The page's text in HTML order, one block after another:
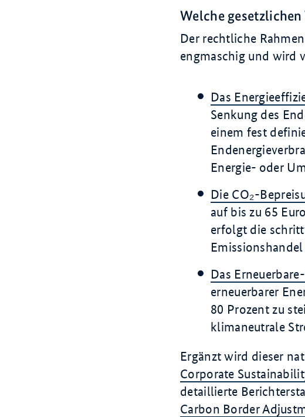
Welche
Der rechtliche
engmaschig und wird
Das
Senkung des
einem fest
Energie- oder
Die CO₂-
auf bis zu 65 Euro
erfolgt die
Das
erneuerbarer
80 Prozent zu
klimaneutrale
Ergänzt wird dieser
Corporate
detaillierte
Carbon Border